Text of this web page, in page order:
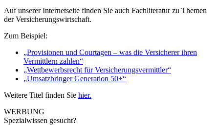
Auf unserer Internetseite finden Sie auch Fachliteratur zu Themen
der Versicherungswirtschaft.
Zum Beispiel:
„Provisionen und Courtagen – was die Versicherer ihren
Vermittlern zahlen“
„Wettbewerbsrecht für Versicherungsvermittler“
„Umsatzbringer Generation 50+“
Weitere Titel finden Sie hier.
WERBUNG
Spezialwissen gesucht?